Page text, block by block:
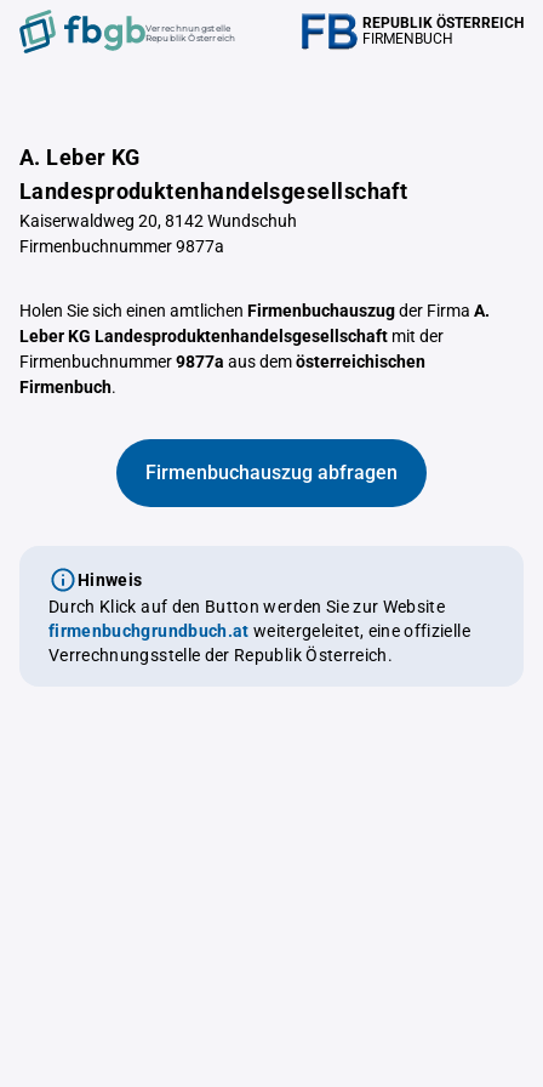
Verrechnungstelle
Republik Österreich
REPUBLIK ÖSTERREICH
FIRMENBUCH
A. Leber KG
Landesproduktenhandelsgesellschaft
Kaiserwaldweg 20, 8142 Wundschuh
Firmenbuchnummer 9877a
Holen Sie sich einen amtlichen Firmenbuchauszugder Firma A.
Leber KG Landesproduktenhandelsgesellschaft mit der
Firmenbuchnummer9877a aus demösterreichischen
Firmenbuch.
Firmenbuchauszug abfragen
Hinweis
Durch Klick auf den Button werden Sie zur Website
firmenbuchgrundbuch.at weitergeleitet, eine offizielle
Verrechnungsstelle der Republik Österreich.